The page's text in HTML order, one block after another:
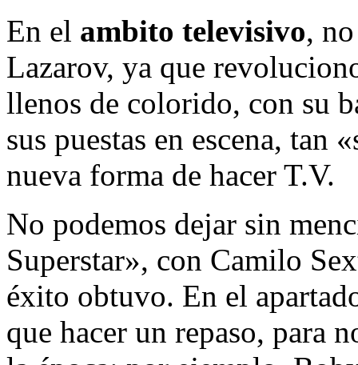
En el ambito televisivo,
Lazarov, ya que
llenos de colorido, con su
sus puestas en escena, tan
nueva forma de hacer T.V.
No podemos dejar sin
Superstar», con Camilo
éxito obtuvo. En el
que hacer un repaso, para